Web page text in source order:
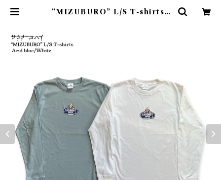
“MIZUBURO” L/S T-shirts |